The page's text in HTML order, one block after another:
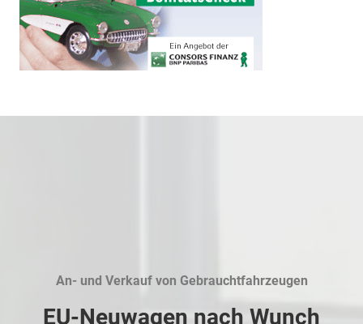
An- und Verkauf von Gebrauchtfahrzeugen
EU-Neuwagen nach Wunch